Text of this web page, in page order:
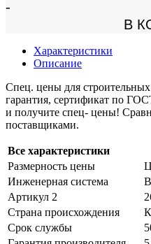
-
В
Характеристики
Описание
Спец. цены для
гарантия, сертификат по
и получите спец- цены!
поставщиками.
Все характеристики
Размерность цены
Инженерная система
Артикул 2
Страна происхождения
Срок службы